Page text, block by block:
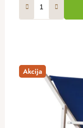
Akcija